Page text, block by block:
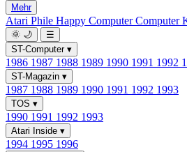
Mehr
Atari Phile Happy ComputerComputer
🌞 🌙
☰
ST-Computer ▾
1986 1987 1988 1989 1990 1991 1992
ST-Magazin ▾
1987 1988 1989 1990 1991 1992 1993
TOS ▾
1990 1991 1992 1993
Atari Inside ▾
1994 1995 1996